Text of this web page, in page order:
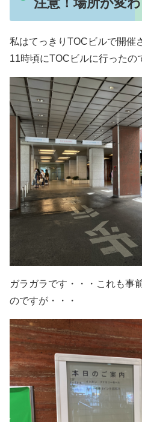
私はてっきりTOCビルで開催
11時頃にTOCビルに行ったの
ガラガラです・・・これも事
のですが・・・